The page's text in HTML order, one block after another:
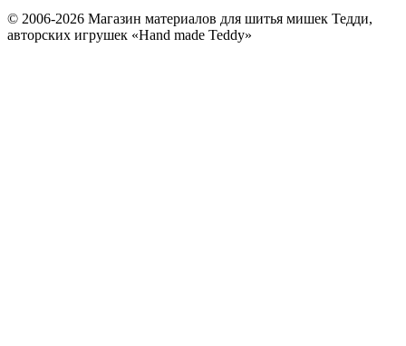
© 2006-2026 Магазин материалов для шитья мишек Тедди,
авторских игрушек «Hand made Teddy»